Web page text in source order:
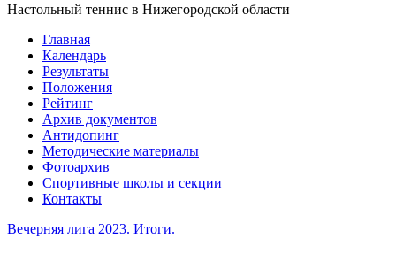
Настольный теннис в Нижегородской области
Главная
Календарь
Результаты
Положения
Рейтинг
Архив документов
Антидопинг
Методические материалы
Фотоархив
Спортивные школы и секции
Контакты
Вечерняя лига 2023. Итоги.